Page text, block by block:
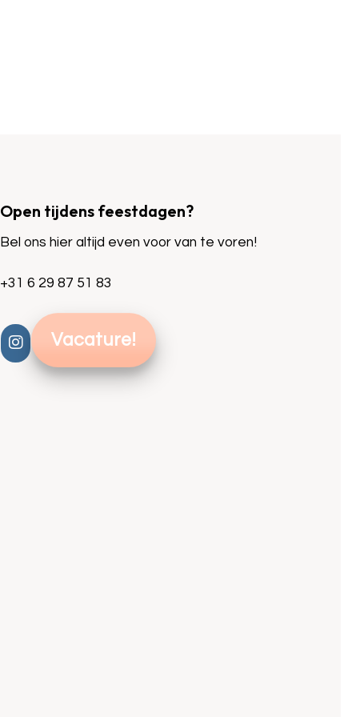
Open tijdens feestdagen?
Bel ons hier altijd even voor van te voren!
+31 6 29 87 51 83
Vacature!